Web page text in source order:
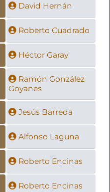
David Hernán
Roberto Cuadrado
Héctor Garay
Ramón González
Goyanes
Jesús Barreda
Alfonso Laguna
Roberto Encinas
Roberto Encinas